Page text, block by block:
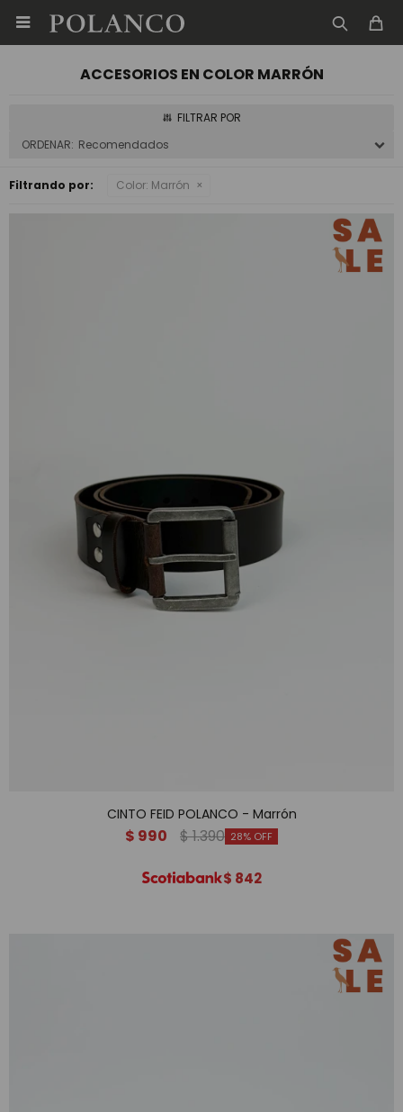

ACCESORIOS EN COLOR MARRÓN
Recomendados
Filtrando por: Color: Marrón
CINTO FEID POLANCO - Marrón
$ 990 $1.390 28
$ 842